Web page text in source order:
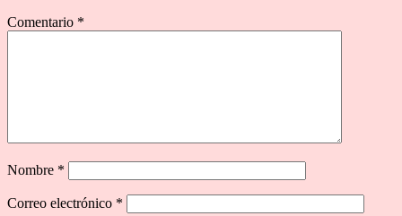
Comentario *
Nombre *
Correo electrónico *